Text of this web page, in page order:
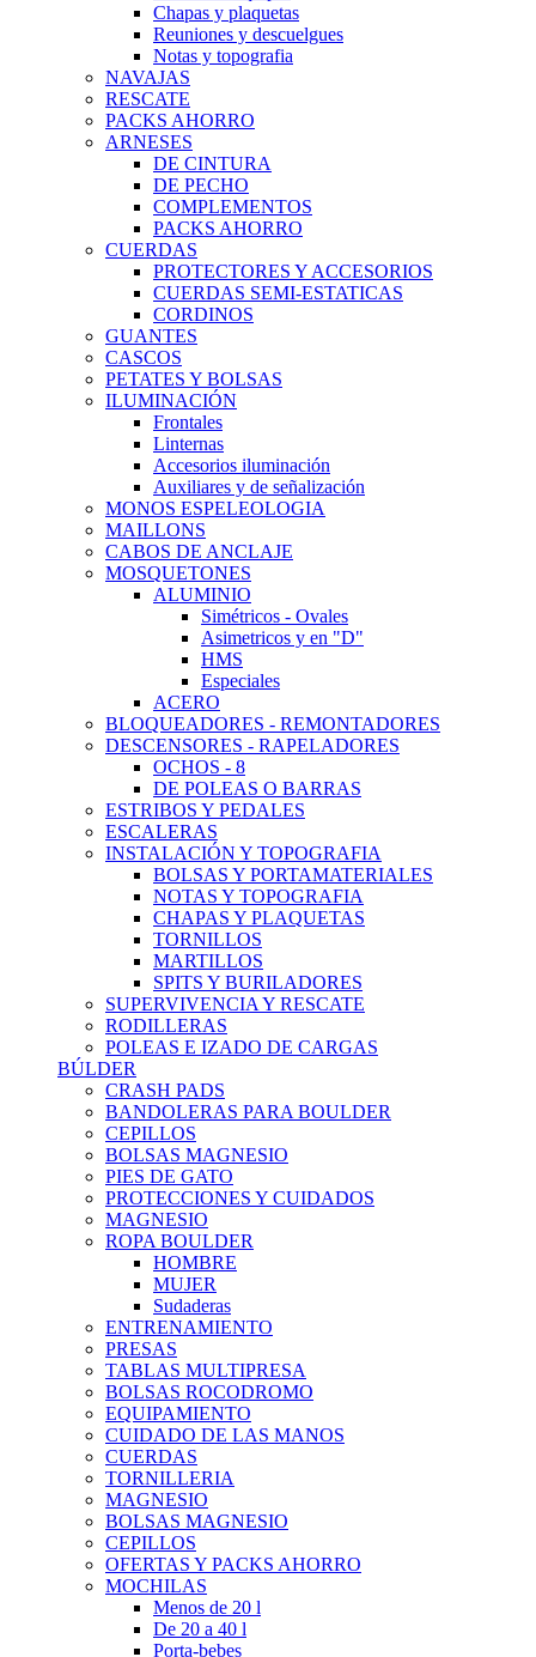
Chapas y plaquetas
Reuniones y descuelgues
Notas y topografia
NAVAJAS
RESCATE
PACKS AHORRO
ARNESES
DE CINTURA
DE PECHO
COMPLEMENTOS
PACKS AHORRO
CUERDAS
PROTECTORES Y ACCESORIOS
CUERDAS SEMI-ESTATICAS
CORDINOS
GUANTES
CASCOS
PETATES Y BOLSAS
ILUMINACIÓN
Frontales
Linternas
Accesorios iluminación
Auxiliares y de señalización
MONOS ESPELEOLOGIA
MAILLONS
CABOS DE ANCLAJE
MOSQUETONES
ALUMINIO
Simétricos - Ovales
Asimetricos y en "D"
HMS
Especiales
ACERO
BLOQUEADORES - REMONTADORES
DESCENSORES - RAPELADORES
OCHOS - 8
DE POLEAS O BARRAS
ESTRIBOS Y PEDALES
ESCALERAS
INSTALACIÓN Y TOPOGRAFIA
BOLSAS Y PORTAMATERIALES
NOTAS Y TOPOGRAFIA
CHAPAS Y PLAQUETAS
TORNILLOS
MARTILLOS
SPITS Y BURILADORES
SUPERVIVENCIA Y RESCATE
RODILLERAS
POLEAS E IZADO DE CARGAS
BÚLDER
CRASH PADS
BANDOLERAS PARA BOULDER
CEPILLOS
BOLSAS MAGNESIO
PIES DE GATO
PROTECCIONES Y CUIDADOS
MAGNESIO
ROPA BOULDER
HOMBRE
MUJER
Sudaderas
ENTRENAMIENTO
PRESAS
TABLAS MULTIPRESA
BOLSAS ROCODROMO
EQUIPAMIENTO
CUIDADO DE LAS MANOS
CUERDAS
TORNILLERIA
MAGNESIO
BOLSAS MAGNESIO
CEPILLOS
OFERTAS Y PACKS AHORRO
MOCHILAS
Menos de 20 l
De 20 a 40 l
Porta-bebes